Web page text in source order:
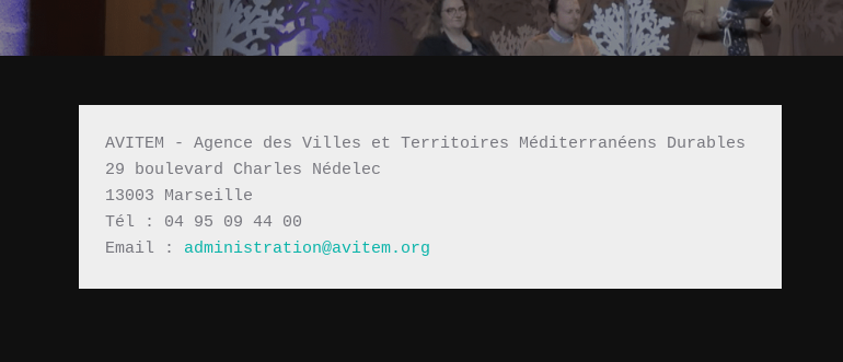
AVITEM - Agence des Villes et Territoires Méditerranéens Durables
29 boulevard Charles Nédelec
13003 Marseille
Tél : 04 95 09 44 00
Email : administration@avitem.org